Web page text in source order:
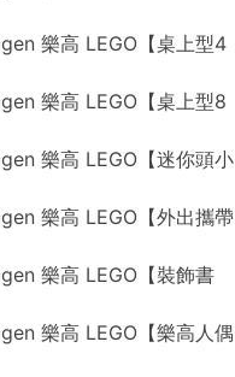
樂高 LEGO【桌上型4
樂高 LEGO【桌上型8
樂高 LEGO【迷你頭小
樂高 LEGO【外出攜帶
樂高 LEGO【裝飾書
樂高 LEGO【樂高人偶